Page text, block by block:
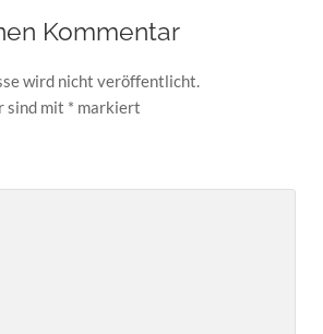
Kommentar
wird nicht veröffentlicht.
sind mit * markiert